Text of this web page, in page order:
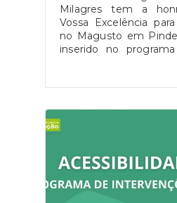
Milagres tem a
Vossa Excelência
no Magusto em
inserido no
Portugal, que
14h30.Contamos